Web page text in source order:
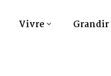
Vivre Grandir